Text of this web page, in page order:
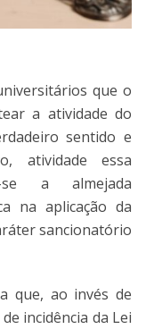
que o
a atividade do
sentido e
atividade essa
se a almejada
na aplicação da
sancionatório
que, ao invés de
incidência da Lei